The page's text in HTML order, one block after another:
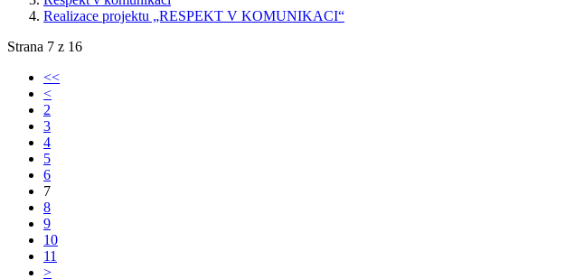
Realizace projektu „RESPEKT V KOMUNIKACI“
Strana 7 z 16
<<
<
2
3
4
5
6
7
8
9
10
11
>